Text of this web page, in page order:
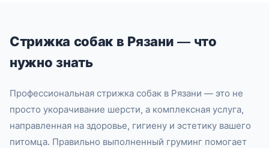
Стрижка собак в Рязани — что
нужно знать
Профессиональная стрижка собак в Рязани — это не
просто укорачивание шерсти, а комплексная услуга,
направленная на здоровье, гигиену и эстетику вашего
питомца. Правильно выполненный груминг помогает